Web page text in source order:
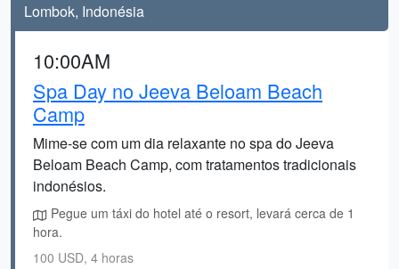
Lombok, Indonésia
10:00AM
Spa Day no Jeeva Beloam Beach
Camp
Mime-se com um dia relaxante no spa do Jeeva
Beloam Beach Camp, com tratamentos tradicionais
indonésios.
Pegue um táxi do hotel até o resort, levará cerca de 1
hora.
100 USD, 4 horas